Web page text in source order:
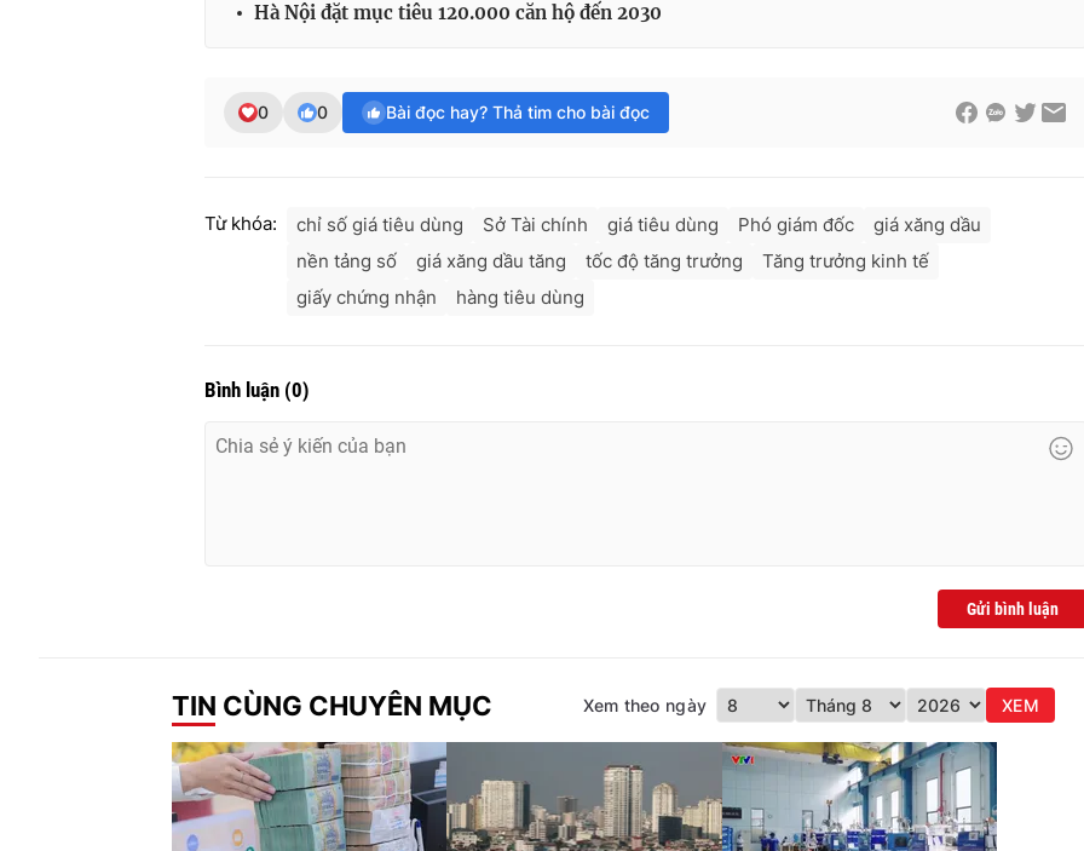
Hà Nội đặt mục tiêu 120.000 căn hộ đến 2030
0 0 Bài đọc hay? Thả tim cho bài đọc
Từ khóa: chỉ số giá tiêu dùng Sở Tài chính giá tiêu dùng Phó giám đốc
giá xăng dầu
nền tảng số
giá xăng dầu tăng tốc độ tăng trưởng
Tăng trưởng kinh tế
giấy chứng nhận
hàng tiêu dùng
Bình luận (0)
Gửi bình luận
TIN CÙNG CHUYÊN MỤC Xem theo ngày XEM